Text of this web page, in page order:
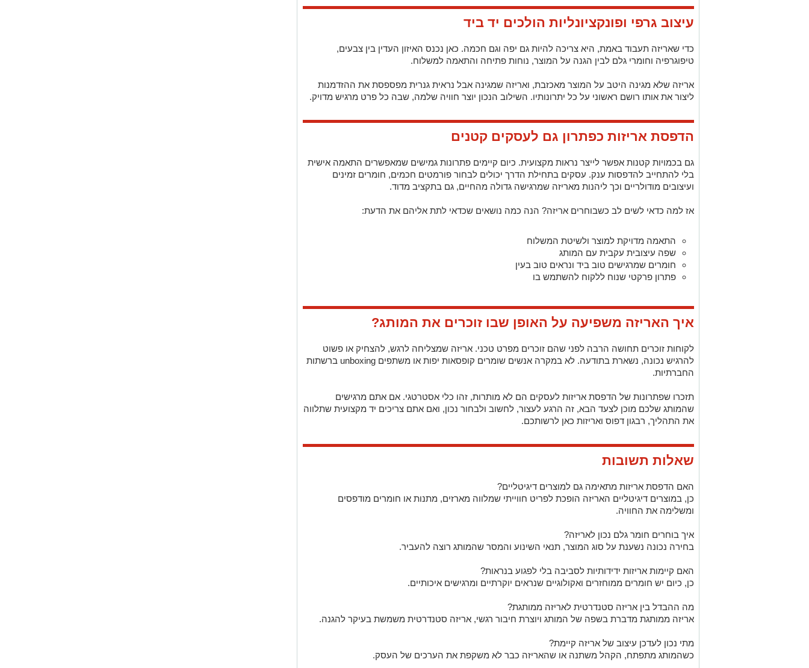
עיצוב גרפי ופונקציונליות הולכים יד ביד
כדי שאריזה תעבוד באמת, היא צריכה להיות גם יפה וגם חכמה. כאן נכנס האיזון העדין בין צבעים,
טיפוגרפיה וחומרי גלם לבין הגנה על המוצר, נוחות פתיחה והתאמה למשלוח.
אריזה שלא מגינה היטב על המוצר מאכזבת, ואריזה שמגינה אבל נראית גנרית מפספסת את ההזדמנות
ליצור את אותו רושם ראשוני על כל יתרונותיו. השילוב הנכון יוצר חוויה שלמה, שבה כל פרט מרגיש מדויק.
הדפסת אריזות כפתרון גם לעסקים קטנים
גם בכמויות קטנות אפשר לייצר נראות מקצועית. כיום קיימים פתרונות גמישים שמאפשרים התאמה אישית
בלי להתחייב להדפסות ענק. עסקים בתחילת הדרך יכולים לבחור פורמטים חכמים, חומרים זמינים
ועיצובים מודולריים וכך ליהנות מאריזה שמרגישה גדולה מהחיים, גם בתקציב מדוד.
אז למה כדאי לשים לב כשבוחרים אריזה? הנה כמה נושאים שכדאי לתת אליהם את הדעת:
התאמה מדויקת למוצר ולשיטת המשלוח
שפה עיצובית עקבית עם המותג
חומרים שמרגישים טוב ביד ונראים טוב בעין
פתרון פרקטי שנוח ללקוח להשתמש בו
איך האריזה משפיעה על האופן שבו זוכרים את המותג?
לקוחות זוכרים תחושה הרבה לפני שהם זוכרים מפרט טכני. אריזה שמצליחה לרגש, להצחיק או פשוט
להרגיש נכונה, נשארת בתודעה. לא במקרה אנשים שומרים קופסאות יפות או משתפים unboxing ברשתות
החברתיות.
תזכרו שפתרונות של הדפסת אריזות לעסקים הם לא מותרות, זהו כלי אסטרטגי. אם אתם מרגישים
שהמותג שלכם מוכן לצעד הבא, זה הרגע לעצור, לחשוב ולבחור נכון, ואם אתם צריכים יד מקצועית שתלווה
את התהליך, רבגון דפוס ואריזות כאן לרשותכם.
שאלות תשובות
האם הדפסת אריזות מתאימה גם למוצרים דיגיטליים?
כן, במוצרים דיגיטליים האריזה הופכת לפריט חווייתי שמלווה מארזים, מתנות או חומרים מודפסים
ומשלימה את החוויה.
איך בוחרים חומר גלם נכון לאריזה?
בחירה נכונה נשענת על סוג המוצר, תנאי השינוע והמסר שהמותג רוצה להעביר.
האם קיימות אריזות ידידותיות לסביבה בלי לפגוע בנראות?
כן, כיום יש חומרים ממוחזרים ואקולוגיים שנראים יוקרתיים ומרגישים איכותיים.
מה ההבדל בין אריזה סטנדרטית לאריזה ממותגת?
אריזה ממותגת מדברת בשפה של המותג ויוצרת חיבור רגשי, אריזה סטנדרטית משמשת בעיקר להגנה.
מתי נכון לעדכן עיצוב של אריזה קיימת?
כשהמותג מתפתח, הקהל משתנה או שהאריזה כבר לא משקפת את הערכים של העסק.